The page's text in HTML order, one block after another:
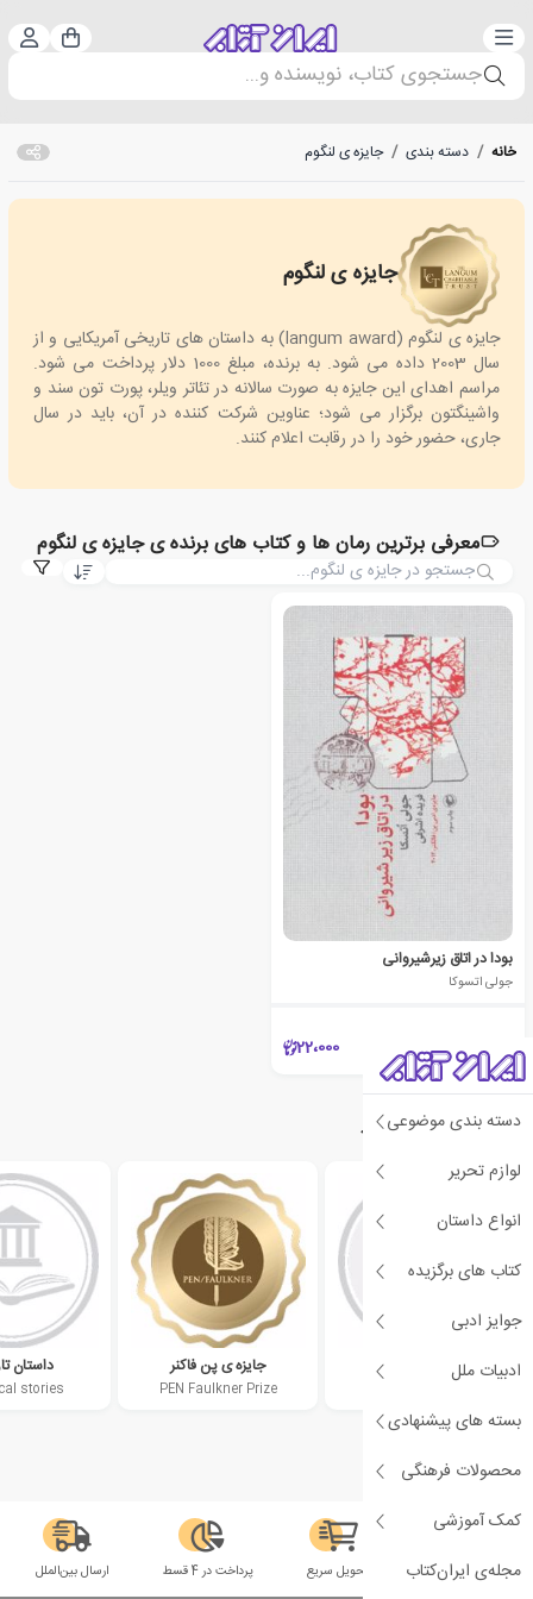
دسته‌بندی سبد
جستجوی کتاب، نویسنده و...
دسته بندی موضوعی
لوازم تحریر
انواع داستان
کتاب های برگزیده
جوایز ادبی
ادبیات ملل
بسته های پیشنهادی
محصولات فرهنگی
کمک آموزشی
مجله‌ی ایران‌کتاب
خانه / دسته بندی / جایزه ی لنگوم
جایزه ی لنگوم
langum award
جایزه ی لنگوم (langum award) به داستان های تاریخی آمریکایی و از
سال 2003 داده می شود. به برنده، مبلغ 1000 دلار پرداخت می شود.
مراسم اهدای این جایزه به صورت سالانه در تئاتر ویلر، پورت تون سند و
واشینگتون برگزار می شود؛ عناوین شرکت کننده در آن، باید در سال
جاری، حضور خود را در رقابت اعلام کنند.
معرفی برترین رمان ها و کتاب های برنده ی جایزه ی لنگوم
بودا در اتاق زیرشیروانی
جولی اتسوکا
22،000
دسته‌بندی‌های مرتبط
ادبیات ژاپن جایزه ی پن فاکنر
PEN Faulkner Prize
داستان
stories
سلامت فیزیکی تحویل سریع پرداخت در 4 قسط ارسال بین‌الملل